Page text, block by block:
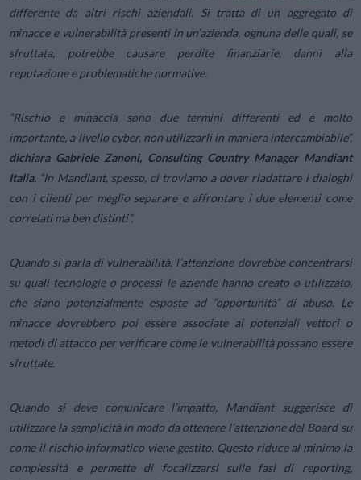
differente da altri rischi aziendali. Si tratta di un aggregato di
minacce e vulnerabilità presenti in un’azienda, ognuna delle quali, se
sfruttata, potrebbe causare perdite finanziarie, danni alla
reputazione e problematiche normative.
“Rischio e minaccia sono due termini differenti ed è molto
importante, a livello cyber, non utilizzarli in maniera intercambiabile”,
dichiara Gabriele Zanoni, Consulting Country Manager Mandiant
Italia. “In Mandiant, spesso, ci troviamo a dover riadattare i dialoghi
con i clienti per meglio separare e affrontare i due elementi come
correlati ma ben distinti”.
Quando si parla di vulnerabilità, l’attenzione dovrebbe concentrarsi
su quali tecnologie o processi le aziende hanno creato o utilizzato,
che siano potenzialmente esposte ad “opportunità” di abuso. Le
minacce dovrebbero poi essere associate ai potenziali vettori o
metodi di attacco per verificare come le vulnerabilità possano essere
sfruttate.
Quando si deve comunicare l’impatto, Mandiant suggerisce di
utilizzare la semplicità in modo da ottenere l’attenzione del Board su
come il rischio informatico viene gestito. Questo riduce al minimo la
complessità e permette di focalizzarsi sulle fasi di reporting,